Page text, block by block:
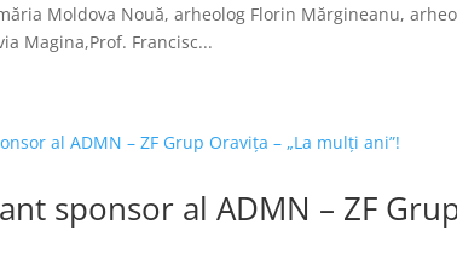
Moldova Nouă, arheolog Florin Mărgineanu,
Magina,Prof. Francisc...
sponsor al ADMN – ZF